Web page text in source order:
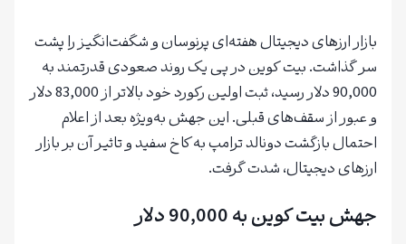
بازار ارزهای دیجیتال هفته‌ای پرنوسان و شگفت‌انگیز را پشت
سر گذاشت. بیت کوین در پی یک روند صعودی قدرتمند به
90,000 دلار رسید، ثبت اولین رکورد خود بالاتر از 83,000 دلار
و عبور از سقف‌های قبلی. این جهش به‌ویژه بعد از اعلام
احتمال بازگشت دونالد ترامپ به کاخ سفید و تاثیر آن بر بازار
ارزهای دیجیتال، شدت گرفت.
جهش بیت کوین به 90,000 دلار